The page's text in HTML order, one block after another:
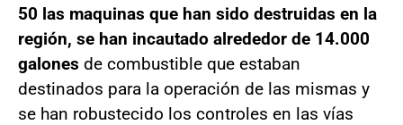
50 las maquinas que han sido destruidas en la
región, se han incautado alrededor de 14.000
galones de combustible que estaban
destinados para la operación de las mismas y
se han robustecido los controles en las vías